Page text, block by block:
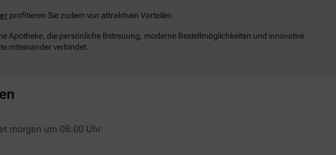
profitieren Sie zudem von attraktiven Vorteilen.
Apotheke, die persönliche Betreuung, moderne Bestellmöglichkeiten und innovative
miteinander verbindet.
morgen um 08:00 Uhr